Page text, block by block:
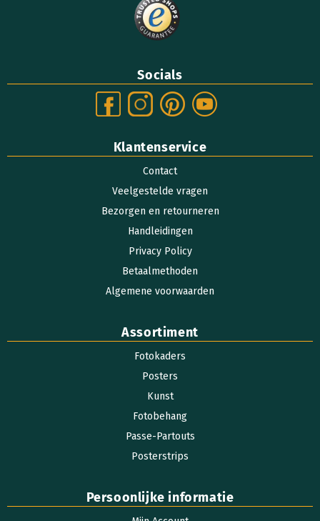
Socials
Klantenservice
Contact
Veelgestelde vragen
Bezorgen en retourneren
Handleidingen
Privacy Policy
Betaalmethoden
Algemene voorwaarden
Assortiment
Fotokaders
Posters
Kunst
Fotobehang
Passe-Partouts
Posterstrips
Persoonlijke informatie